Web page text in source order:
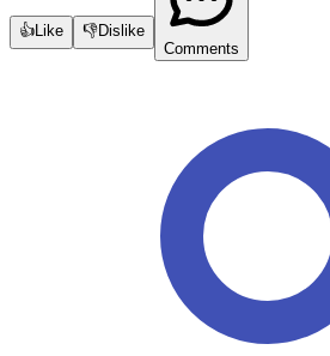
👍 Like 👎Dislike
Comments